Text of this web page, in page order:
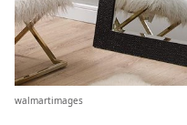
walmartimages